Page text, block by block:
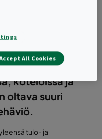
-suodattimet
koteloissa ja
oltava suuri
tulo- ja
Accept All Cookies